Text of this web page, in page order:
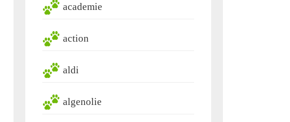
academie
action
aldi
algenolie